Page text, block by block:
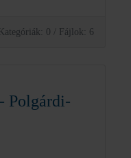
Kategóriák: 0 / Fájlok: 6
Polgárdi-